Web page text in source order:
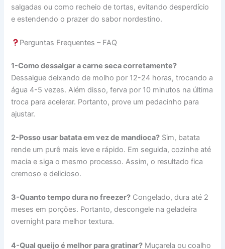
salgadas ou como recheio de tortas, evitando desperdício
e estendendo o prazer do sabor nordestino.
Perguntas Frequentes – FAQ
1-Como dessalgar a carne seca corretamente?
Dessalgue deixando de molho por 12-24 horas, trocando a
água 4-5 vezes. Além disso, ferva por 10 minutos na última
troca para acelerar. Portanto, prove um pedacinho para
ajustar.
2-Posso usar batata em vez de mandioca? Sim, batata
rende um purê mais leve e rápido. Em seguida, cozinhe até
macia e siga o mesmo processo. Assim, o resultado fica
cremoso e delicioso.
3-Quanto tempo dura no freezer? Congelado, dura até 2
meses em porções. Portanto, descongele na geladeira
overnight para melhor textura.
4-Qual queijo é melhor para gratinar? Muçarela ou coalho